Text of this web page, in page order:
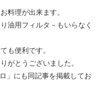
料理が出来ます。
油用フィルタ－もいらなく
も便利です。
がとうございました。
」にも同記事を掲載してお